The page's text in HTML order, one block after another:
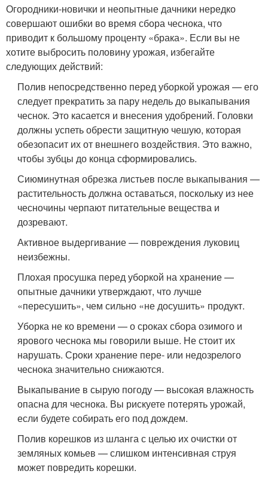
Огородники-новички и неопытные дачники нередко
совершают ошибки во время сбора чеснока, что
приводит к большому проценту «брака». Если вы не
хотите выбросить половину урожая, избегайте
следующих действий:
Полив непосредственно перед уборкой урожая — его
следует прекратить за пару недель до выкапывания
чеснок. Это касается и внесения удобрений. Головки
должны успеть обрести защитную чешую, которая
обезопасит их от внешнего воздействия. Это важно,
чтобы зубцы до конца сформировались.
Сиюминутная обрезка листьев после выкапывания —
растительность должна оставаться, поскольку из нее
чесночины черпают питательные вещества и
дозревают.
Активное выдергивание — повреждения луковиц
неизбежны.
Плохая просушка перед уборкой на хранение —
опытные дачники утверждают, что лучше
«пересушить», чем сильно «не досушить» продукт.
Уборка не ко времени — о сроках сбора озимого и
ярового чеснока мы говорили выше. Не стоит их
нарушать. Сроки хранение пере- или недозрелого
чеснока значительно снижаются.
Выкапывание в сырую погоду — высокая влажность
опасна для чеснока. Вы рискуете потерять урожай,
если будете собирать его под дождем.
Полив корешков из шланга с целью их очистки от
земляных комьев — слишком интенсивная струя
может повредить корешки.